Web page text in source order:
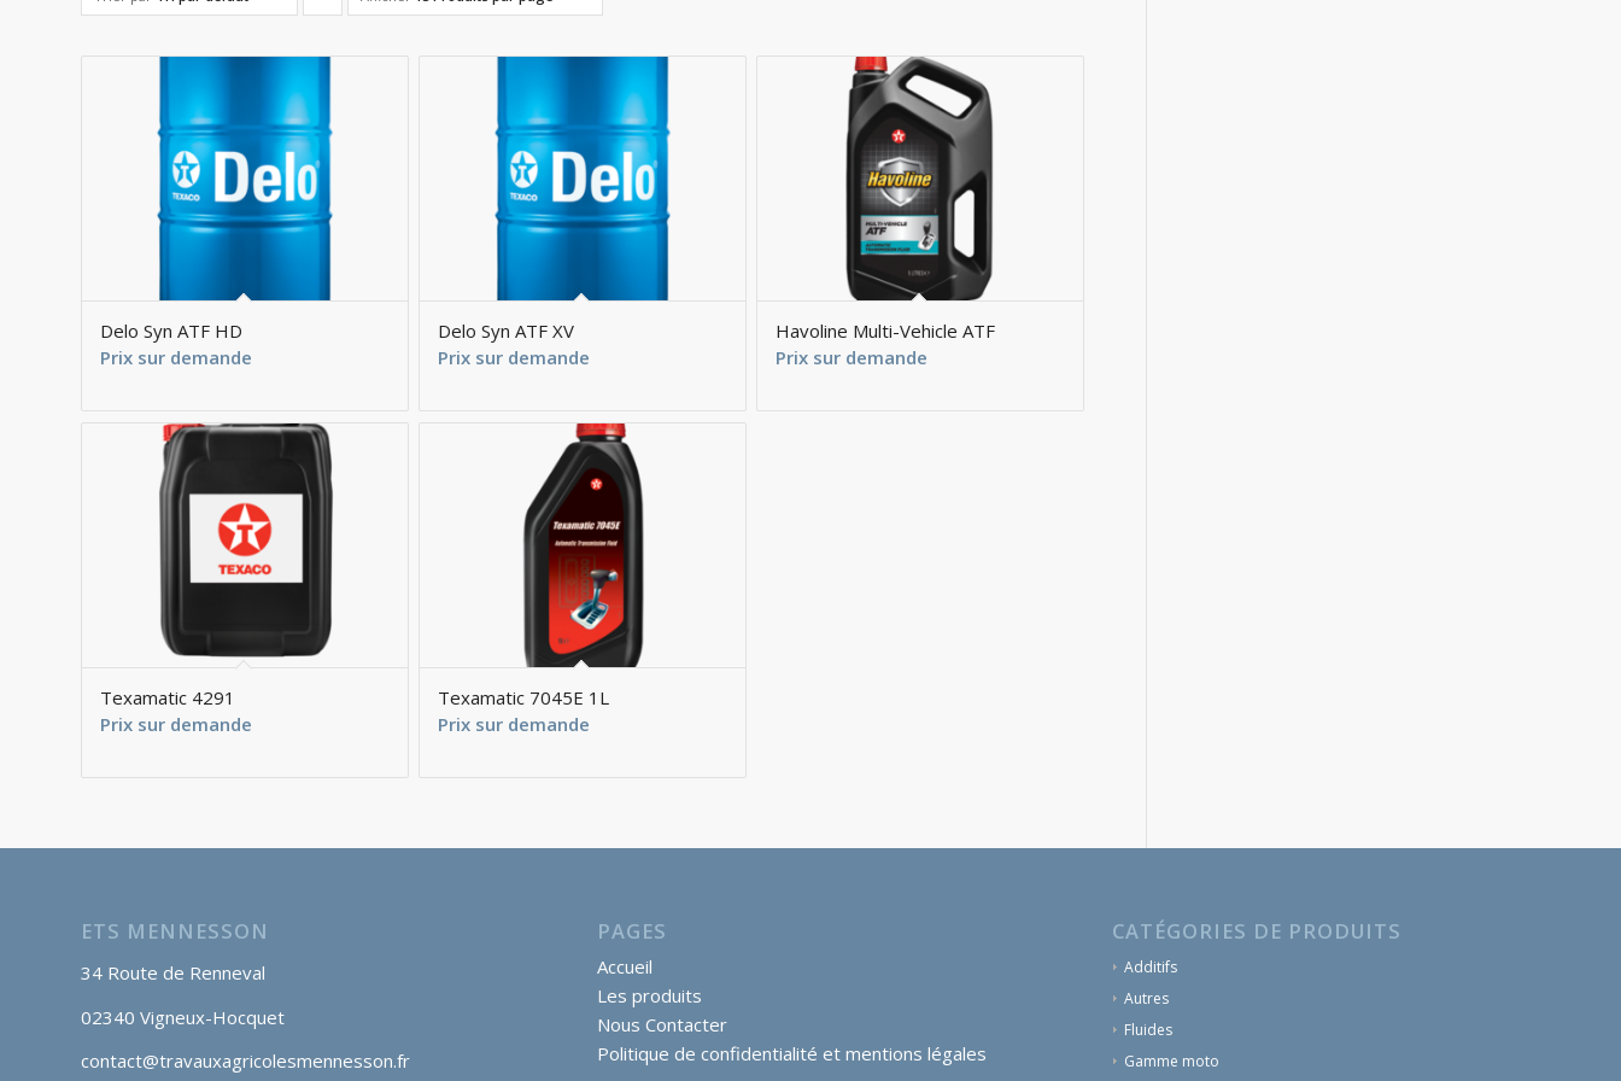
les
produits
ordre
Delo Syn ATF HD
Prix sur demande
Delo Syn ATF XV
Prix sur demande
Havoline Multi-Vehicle ATF
Prix sur demande
Texamatic 4291
Prix sur demande
Texamatic 7045E 1L
Prix sur demande
ETS MENNESSON
34 Route de Renneval
02340 Vigneux-Hocquet
contact@travauxagricolesmennesson.fr
PAGES
Accueil
Les produits
Nous Contacter
Politique de confidentialité et mentions légales
CATÉGORIES DE PRODUITS
Additifs
Autres
Fluides
Gamme moto